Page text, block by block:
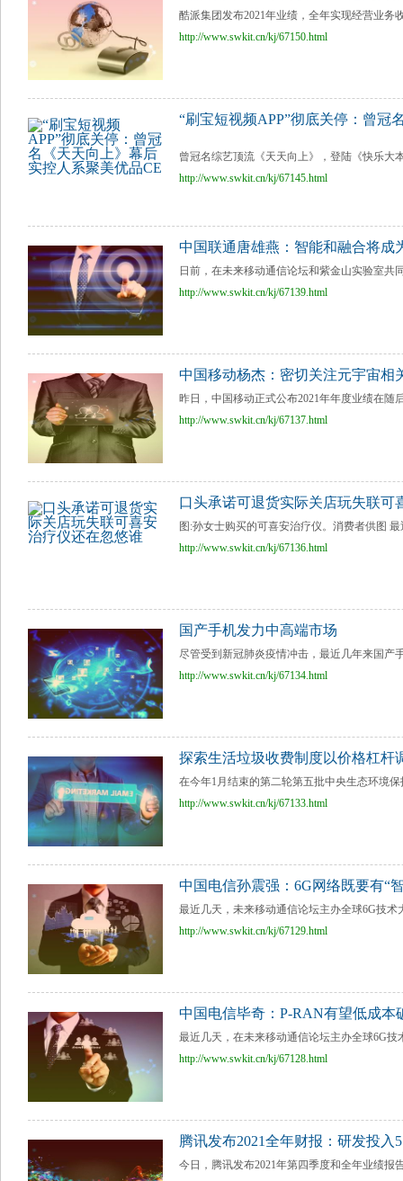
酷派集团发布2021年业绩，全年实现经营业务
http://www.swkit.cn/kj/67150.html
“刷宝短视频APP”彻底关停：曾冠
曾冠名综艺顶流《天天向上》，登陆《快乐大
http://www.swkit.cn/kj/67145.html
中国联通唐雄燕：智能和融合将成
日前，在未来移动通信论坛和紫金山实验室
http://www.swkit.cn/kj/67139.html
中国移动杨杰：密切关注元宇宙相
昨日，中国移动正式公布2021年年度业绩在
http://www.swkit.cn/kj/67137.html
口头承诺可退货实际关店玩失联可
图:孙女士购买的可喜安治疗仪。消费者供图
http://www.swkit.cn/kj/67136.html
国产手机发力中高端市场
尽管受到新冠肺炎疫情冲击，最近几年来国产
http://www.swkit.cn/kj/67134.html
探索生活垃圾收费制度以价格杠杆
在今年1月结束的第二轮第五批中央生态环境
http://www.swkit.cn/kj/67133.html
中国电信孙震强：6G网络既要有“
最近几天，未来移动通信论坛主办全球6G技
http://www.swkit.cn/kj/67129.html
中国电信毕奇：P-RAN有望低成本
最近几天，在未来移动通信论坛主办全球6G
http://www.swkit.cn/kj/67128.html
腾讯发布2021全年财报：研发投入
今日，腾讯发布2021年第四季度和全年业绩报